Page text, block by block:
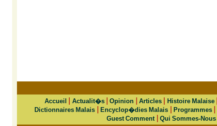
Accueil Actualit�s|Opinion Articles| Histoire Malaise
Dictionnaires Malais |Encyclop�dies Malais |Programmes
Guest Comment Qui Sommes-Nous